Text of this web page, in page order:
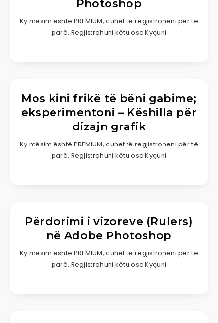
Photoshop
Ky mësim është PREMIUM, duhet të regjistroheni për të
parë. Regjistrohuni këtu ose Kyçuni
Mos kini frikë të bëni gabime;
eksperimentoni – Këshilla për
dizajn grafik
Ky mësim është PREMIUM, duhet të regjistroheni për të
parë. Regjistrohuni këtu ose Kyçuni
Përdorimi i vizoreve (Rulers)
në Adobe Photoshop
Ky mësim është PREMIUM, duhet të regjistroheni për të
parë. Regjistrohuni këtu ose Kyçuni